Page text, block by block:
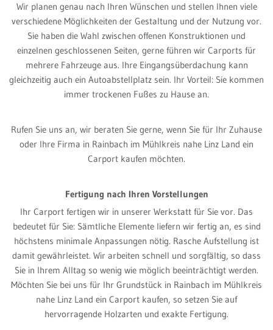
Wir planen genau nach Ihren Wünschen und stellen Ihnen viele
verschiedene Möglichkeiten der Gestaltung und der Nutzung vor.
Sie haben die Wahl zwischen offenen Konstruktionen und
einzelnen geschlossenen Seiten, gerne führen wir Carports für
mehrere Fahrzeuge aus. Ihre Eingangsüberdachung kann
gleichzeitig auch ein Autoabstellplatz sein. Ihr Vorteil: Sie kommen
immer trockenen Fußes zu Hause an.
Rufen Sie uns an, wir beraten Sie gerne, wenn Sie für Ihr Zuhause
oder Ihre Firma in Rainbach im Mühlkreis nahe Linz Land ein
Carport kaufen möchten.
Fertigung nach Ihren Vorstellungen
Ihr Carport fertigen wir in unserer Werkstatt für Sie vor. Das
bedeutet für Sie: Sämtliche Elemente liefern wir fertig an, es sind
höchstens minimale Anpassungen nötig. Rasche Aufstellung ist
damit gewährleistet. Wir arbeiten schnell und sorgfältig, so dass
Sie in Ihrem Alltag so wenig wie möglich beeinträchtigt werden.
Möchten Sie bei uns für Ihr Grundstück in Rainbach im Mühlkreis
nahe Linz Land ein Carport kaufen, so setzen Sie auf
hervorragende Holzarten und exakte Fertigung.